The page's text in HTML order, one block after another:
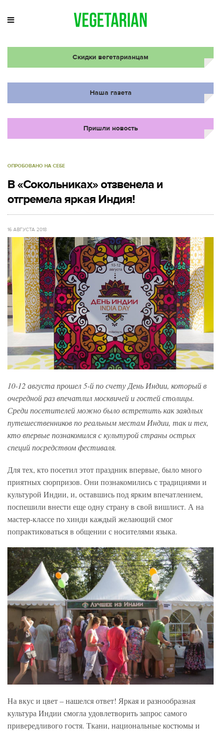
Скидки вегетарианцам
Наша газета
Пришли новость
ОПРОБОВАНО НА СЕБЕ
В «Сокольниках» отзвенела и
отгремела яркая Индия!
16 АВГУСТА 2018
10-12 августа прошел 5-й по счету День Индии, который в
очередной раз впечатлил москвичей и гостей столицы.
Среди посетителей можно было встретить как заядлых
путешественников по реальным местам Индии, так и тех,
кто впервые познакомился с культурой страны острых
специй посредством фестиваля.
Для тех, кто посетил этот праздник впервые, было много
приятных сюрпризов. Они познакомились с традициями и
культурой Индии, и, оставшись под ярким впечатлением,
поспешили внести еще одну страну в свой вишлист. А на
мастер-классе по хинди каждый желающий смог
попрактиковаться в общении с носителями языка.
На вкус и цвет – нашелся ответ! Яркая и разнообразная
культура Индии смогла удовлетворить запрос самого
привередливого гостя. Ткани, национальные костюмы и